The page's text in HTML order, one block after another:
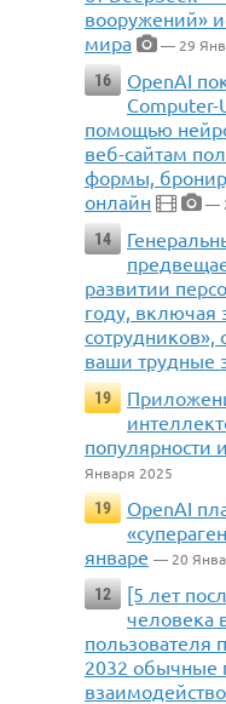
вооружений»
мира
— 29
16
OpenAI
Computer-
помощью
веб-сайтам
формы,
онлайн
—
14
развитии
году, включая
ваши трудные
19
популярности
Января 2025
19
OpenAI
январе — 20
12
[5 лет
человека
пользователя
2032 обычные